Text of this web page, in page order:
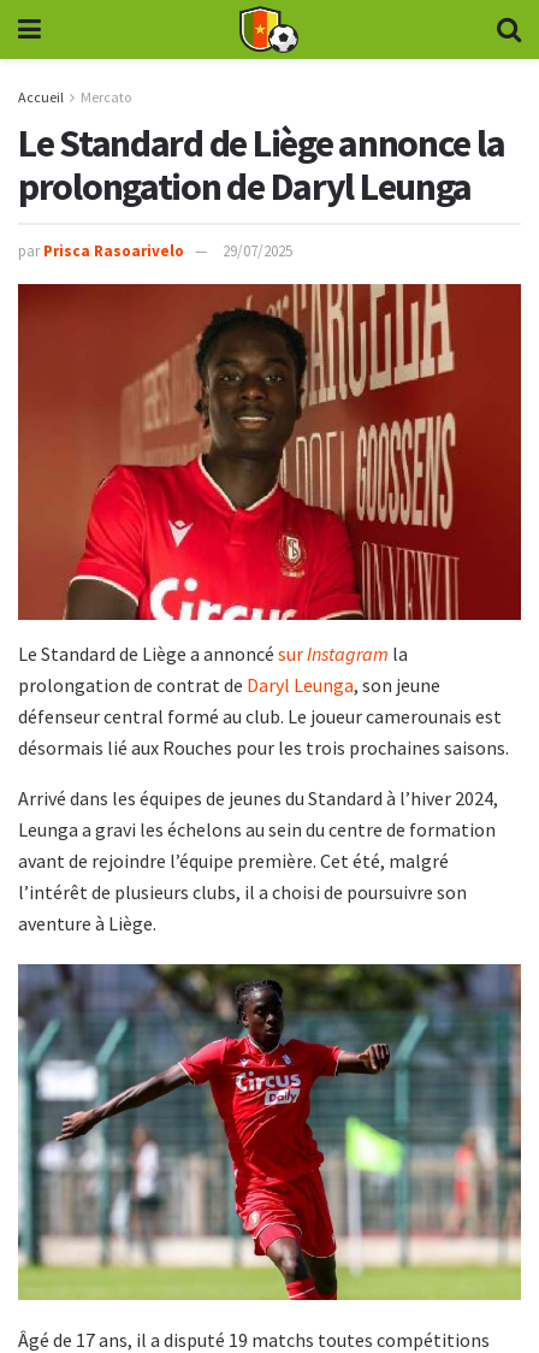
Accueil Mercato
Le Standard de Liège annonce la
prolongation de Daryl Leunga
par Prisca Rasoarivelo 29/07/2025
Le Standard de Liège a annoncé surInstagram la
prolongation de contrat de Daryl Leunga, son jeune
défenseur central formé au club. Le joueur camerounais est
désormais lié aux Rouches pour les trois prochaines saisons.
Arrivé dans les équipes de jeunes du Standard à l’hiver 2024,
Leunga a gravi les échelons au sein du centre de formation
avant de rejoindre l’équipe première. Cet été, malgré
l’intérêt de plusieurs clubs, il a choisi de poursuivre son
aventure à Liège.
Âgé de 17 ans, il a disputé 19 matchs toutes compétitions